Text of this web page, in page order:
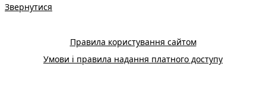
Звернутися
Правила користування сайтом
Умови і правила надання платного доступу